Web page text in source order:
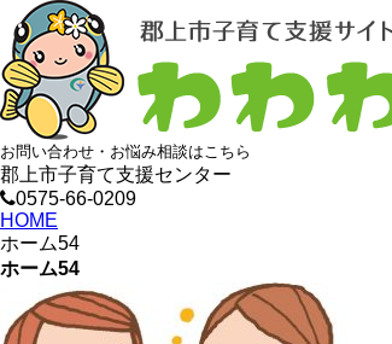
お問い合わせ・お悩み相談はこちら
郡上市子育て支援センター
0575-66-0209
HOME
ホーム54
ホーム54